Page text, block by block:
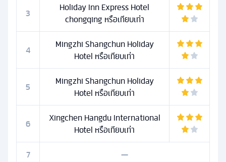
3
Holiday Inn Express Hotel
chongqing หรือเทียบเท่า
4
Mingzhi Shangchun Holiday
Hotel หรือเทียบเท่า
5
Mingzhi Shangchun Holiday
Hotel หรือเทียบเท่า
6
Xingchen Hangdu International
Hotel หรือเทียบเท่า
7
—